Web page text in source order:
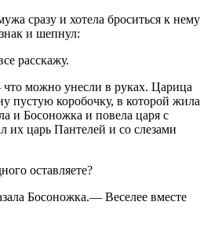
сразу и хотела броситься к нему
и шепнул:
расскажу.
можно унесли в руках. Царица
пустую коробочку, в которой жила
и Босоножка и повела царя с
их царь Пантелей и со слезами
оставляете?
Босоножка.— Веселее вместе